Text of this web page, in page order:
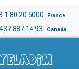
France
Canada